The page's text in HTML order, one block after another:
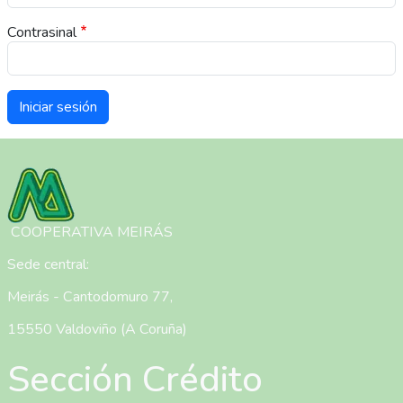
Contrasinal
Imaxe
COOPERATIVA MEIRÁS
Sede central:
Meirás - Cantodomuro 77,
15550 Valdoviño (A Coruña)
Sección Crédito